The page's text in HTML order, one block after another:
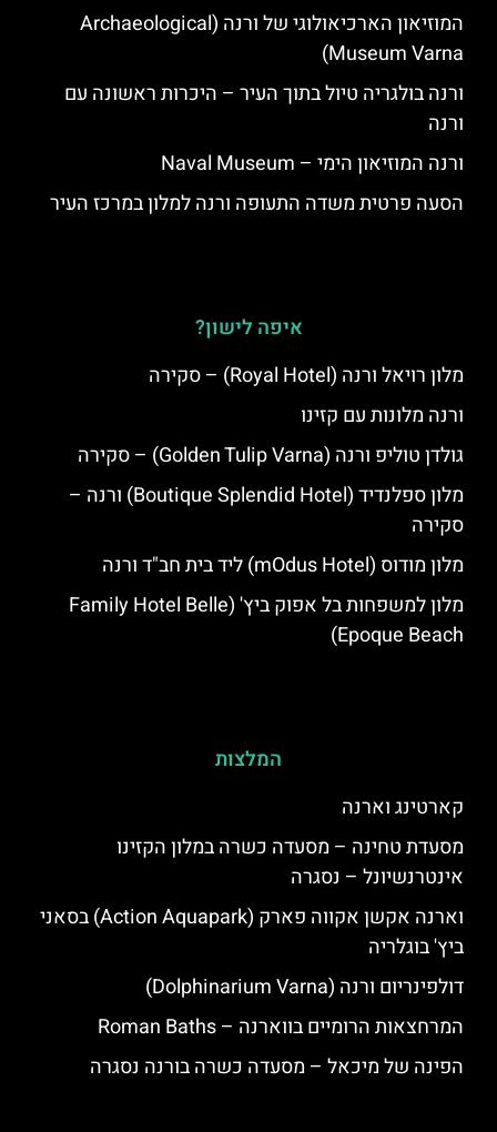
המוזיאון הארכיאולוגי של ורנה (Archaeological
Museum Varna)
ורנה בולגריה טיול בתוך העיר – היכרות ראשונה עם
ורנה
ורנה המוזיאון הימי – Naval Museum
הסעה פרטית משדה התעופה ורנה למלון במרכז העיר
איפה לישון?
מלון רויאל ורנה (Royal Hotel) – סקירה
ורנה מלונות עם קזינו
גולדן טוליפ ורנה (Golden Tulip Varna) – סקירה
מלון ספלנדיד (Boutique Splendid Hotel) ורנה –
סקירה
מלון מודוס (mOdus Hotel) ליד בית חב"ד ורנה
מלון למשפחות בל אפוק ביץ' (Family Hotel Belle
Epoque Beach)
המלצות
קארטינג וארנה
מסעדת טחינה – מסעדה כשרה במלון הקזינו
אינטרנשיונל – נסגרה
וארנה אקשן אקווה פארק (Action Aquapark) בסאני
ביץ' בוגלריה
דולפינריום ורנה (Dolphinarium Varna)
המרחצאות הרומיים בווארנה – Roman Baths
הפינה של מיכאל – מסעדה כשרה בורנה נסגרה